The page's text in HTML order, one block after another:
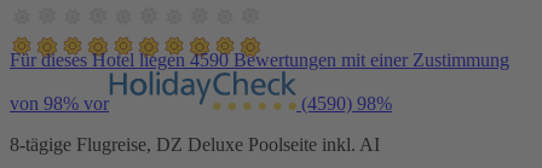
Für dieses Hotel liegen 4590 Bewertungen mit einer Zustimmung
von 98% vor (4590) 98%
8-tägige Flugreise, DZ Deluxe Poolseite inkl. AI